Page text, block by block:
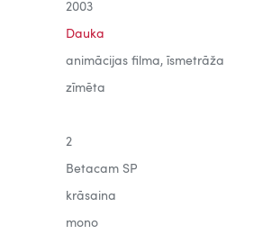
2003
Dauka
animācijas filma, īsmetrāža
zīmēta
2
Betacam SP
krāsaina
mono